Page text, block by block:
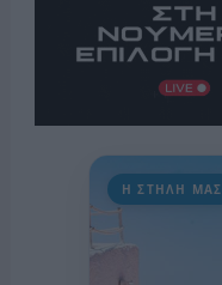
Η ΣΤΗΛΗ ΜΑΣ